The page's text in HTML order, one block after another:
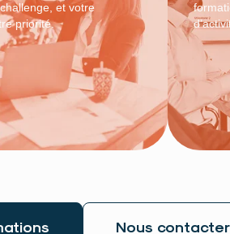
et votre
priorité.
Nous contacter